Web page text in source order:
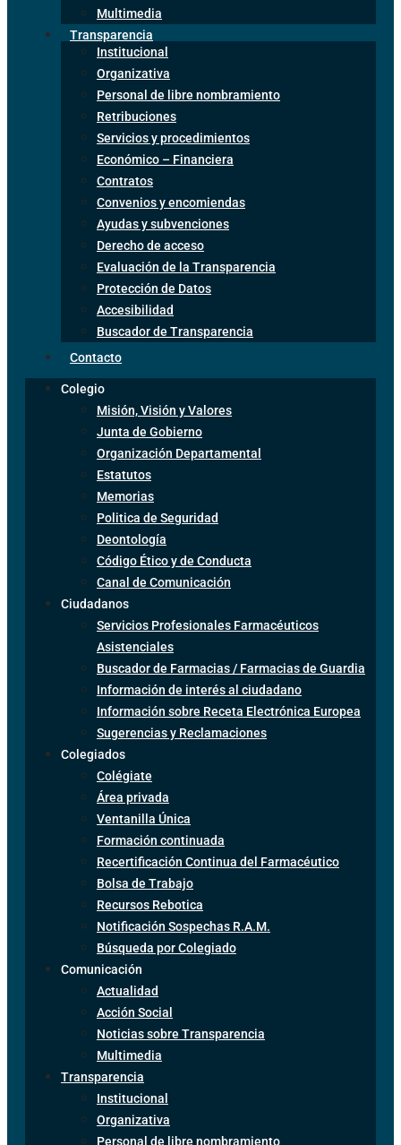
Multimedia
Transparencia
Institucional
Organizativa
Personal de libre nombramiento
Retribuciones
Servicios y procedimientos
Económico – Financiera
Contratos
Convenios y encomiendas
Ayudas y subvenciones
Derecho de acceso
Evaluación de la Transparencia
Protección de Datos
Accesibilidad
Buscador de Transparencia
Contacto
Colegio
Misión, Visión y Valores
Junta de Gobierno
Organización Departamental
Estatutos
Memorias
Politica de Seguridad
Deontología
Código Ético y de Conducta
Canal de Comunicación
Ciudadanos
Servicios Profesionales Farmacéuticos
Asistenciales
Buscador de Farmacias / Farmacias de Guardia
Información de interés al ciudadano
Información sobre Receta Electrónica Europea
Sugerencias y Reclamaciones
Colegiados
Colégiate
Área privada
Ventanilla Única
Formación continuada
Recertificación Continua del Farmacéutico
Bolsa de Trabajo
Recursos Rebotica
Notificación Sospechas R.A.M.
Búsqueda por Colegiado
Comunicación
Actualidad
Acción Social
Noticias sobre Transparencia
Multimedia
Transparencia
Institucional
Organizativa
Personal de libre nombramiento